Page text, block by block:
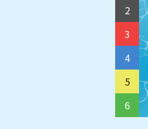
2
3
4
5
6